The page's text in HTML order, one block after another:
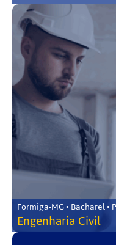
Formiga-MG • Bacharel •
Engenharia Civil